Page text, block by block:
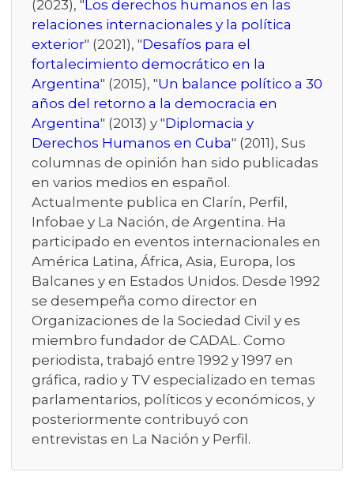
(2023), " Los derechos humanos en las
relaciones internacionales y la política
exterior" (2021), "Desafíos para el
fortalecimiento democrático en la
Argentina" (2015), "Un balance político a 30
años del retorno a la democracia en
Argentina" (2013) y "Diplomacia y
Derechos Humanos en Cuba" (2011), Sus
columnas de opinión han sido publicadas
en varios medios en español.
Actualmente publica en Clarín, Perfil,
Infobae y La Nación, de Argentina. Ha
participado en eventos internacionales en
América Latina, África, Asia, Europa, los
Balcanes y en Estados Unidos. Desde 1992
se desempeña como director en
Organizaciones de la Sociedad Civil y es
miembro fundador de CADAL. Como
periodista, trabajó entre 1992 y 1997 en
gráfica, radio y TV especializado en temas
parlamentarios, políticos y económicos, y
posteriormente contribuyó con
entrevistas en La Nación y Perfil.